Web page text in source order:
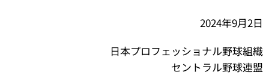
2024年9月2日
日本プロフェッショナル野球組織
セントラル野球連盟